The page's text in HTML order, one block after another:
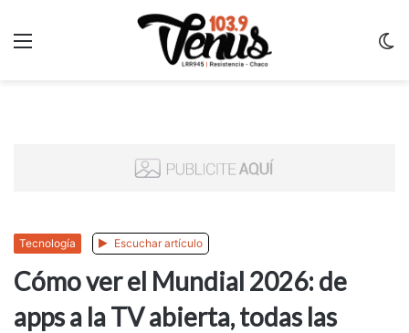
Tecnología Escuchar artículo
Cómo ver el Mundial 2026: de
apps a la TV abierta, todas las